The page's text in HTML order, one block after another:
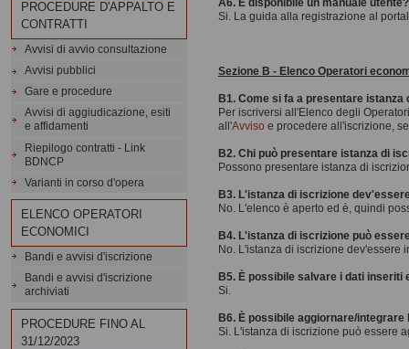
Si. La guida alla registrazione al
Sezione B - Elenco Operatori
B1. Come si fa a presentare
Per iscriversi all'Elenco degli
all'Avviso e procedere all'iscrizione,
B2. Chi può presentare istanza di
Possono presentare istanza di
B3. L'istanza di iscrizione
No. L'elenco è aperto ed è, quindi
B4. L'istanza di iscrizione può
No. L'istanza di iscrizione dev'essere
B5. È possibile salvare i dati inseriti
Si.
B6. È possibile aggiornare/
Si. L'istanza di iscrizione può essere
PROCEDURE D'APPALTO E
CONTRATTI
Avvisi di avvio consultazione
Avvisi pubblici
Gare e procedure
Avvisi di aggiudicazione, esiti
e affidamenti
Riepilogo contratti - Link
BDNCP
Varianti in corso d'opera
ELENCO OPERATORI
ECONOMICI
Bandi e avvisi d'iscrizione
Bandi e avvisi d'iscrizione
archiviati
PROCEDURE FINO AL
31/12/2023